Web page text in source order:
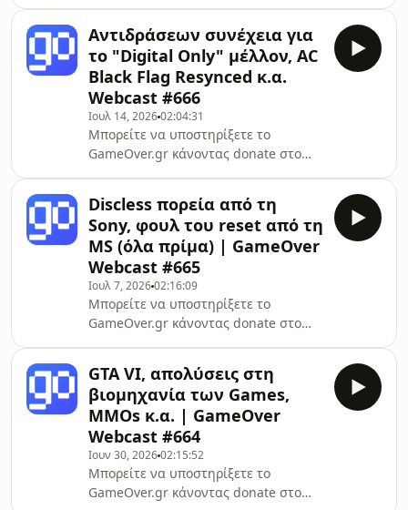
hosted_button_id=PZGZV6CJBD7UJ*
-Κάντε subscribe στο κανάλι
GameOverGR Plus στο YouTube
https://tinyurl.com/GameOverGRplus*
-Επισκεφθείτε το site μας στο
https://gameover.gr/* -Βρείτε μας στο
Discord https://discord.gg/YpGqTf4*
-Βρείτε μας στο facebook
https://bit.ly/2EaKvAY* -Βρείτε μας
στο in
Αντιδράσεων συνέχεια για
το "Digital Only" μέλλον, AC
Black Flag Resynced κ.α.
Webcast #666
Ιουλ 14, 202602:04:31
Μπορείτε να υποστηρίξετε το
GameOver.gr κάνοντας donate στο
hosted_button_id=PZGZV6CJBD7UJ*
-Κάντε subscribe στο κανάλι
GameOverGR Plus στο YouTube
https://tinyurl.com/GameOverGRplus*
-Επισκεφθείτε το site μας στο
https://gameover.gr/* -Βρείτε μας στο
Discord https://discord.gg/YpGqTf4*
-Βρείτε μας στο facebook
https://bit.ly/2EaKvAY* -Βρείτε μας
στο in
Discless πορεία από τη
Sony, φουλ του reset από τη
MS (όλα πρίμα) | GameOver
Webcast #665
Ιουλ 7, 202602:16:09
Μπορείτε να υποστηρίξετε το
GameOver.gr κάνοντας donate στο
hosted_button_id=PZGZV6CJBD7UJ*
-Κάντε subscribe στο κανάλι
GameOverGR Plus στο YouTube
https://tinyurl.com/GameOverGRplus*
-Επισκεφθείτε το site μας στο
https://gameover.gr/* -Βρείτε μας στο
Discord https://discord.gg/YpGqTf4*
GTA VI, απολύσεις στη
βιομηχανία των Games,
MMOs κ.α. | GameOver
Webcast #664
Ιουν 30, 202602:15:52
Μπορείτε να υποστηρίξετε το
GameOver.gr κάνοντας donate στο